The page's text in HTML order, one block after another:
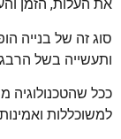
את העלות, הזמן
סוג זה של בנייה
ותעשייה בשל
ככל שהטכנולוגיה
למשוכללות